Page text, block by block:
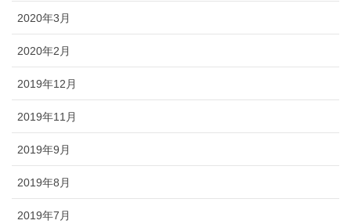
2020年3月
2020年2月
2019年12月
2019年11月
2019年9月
2019年8月
2019年7月